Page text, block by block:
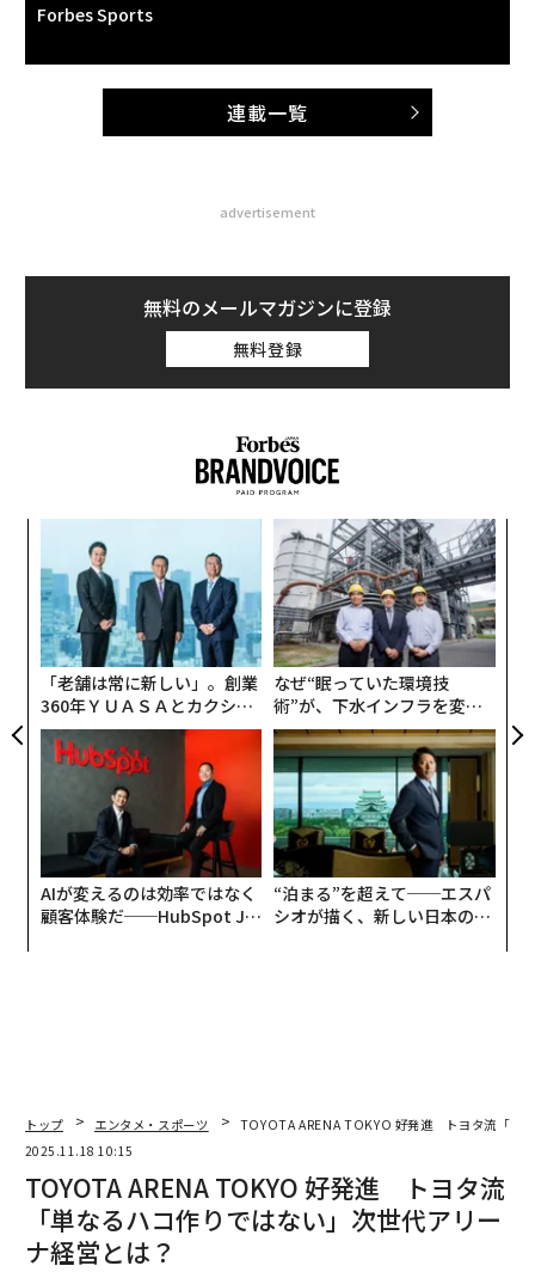
Forbes Sports
連載一覧
advertisement
無料のメールマガジンに登録
無料登録
「老舗は常に新しい」。創業
360年ＹＵＡＳＡとカクシン
CEO田尻望が語る、AIを超え
る人の価値
なぜ“眠っていた環境技
術”が、下水インフラを変え
たのか──産総研×月島JFE
アクアソリューションの10年
AIが変えるのは効率ではなく
顧客体験だ──HubSpot Ja
“泊まる”を超えて──エスパ
シオが描く、新しい日本のラ
トップ エンタメ・スポーツ
TOYOTA ARENA TOKYO 好発進 トヨタ流「単
2025.11.18 10:15
TOYOTA ARENA TOKYO 好発進 トヨタ流
「単なるハコ作りではない」次世代アリー
ナ経営とは？